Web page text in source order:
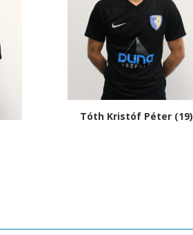
Tóth Kristóf Péter (19)